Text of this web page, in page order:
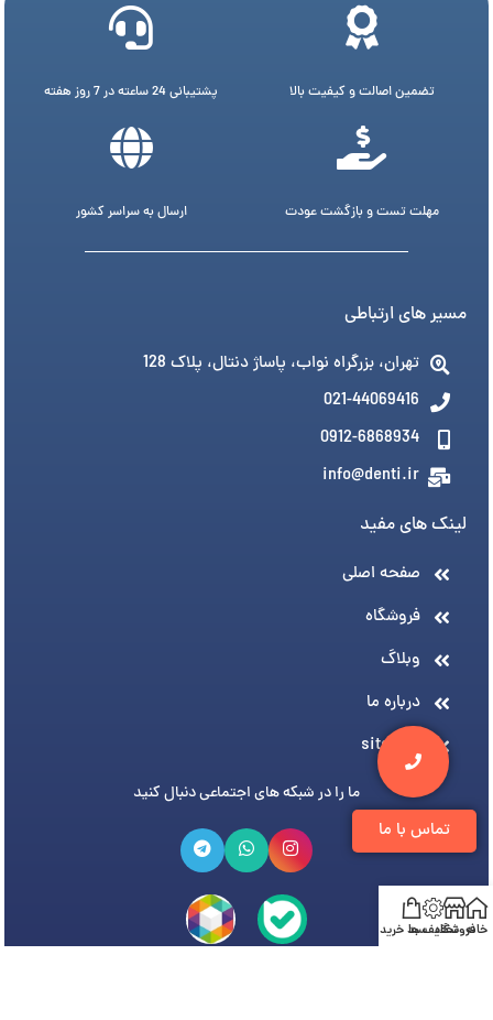
تماس با ما
تضمین اصالت و کیفیت بالا پشتیبانی 24 ساعته در 7 روز هفته
مهلت تست و بازگشت عودت ارسال به سراسر کشور
مسیر های ارتباطی
تهران، بزرگراه نواب، پاساژ دنتال، پلاک 128
021-44069416
0912-6868934
info@denti.ir
لینک های مفید
صفحه اصلی
فروشگاه
وبلاگ
درباره ما
sitemap
ما را در شبکه های اجتماعی دنبال کنید
خانهفروشگاه
تخفیف هاسبد خرید